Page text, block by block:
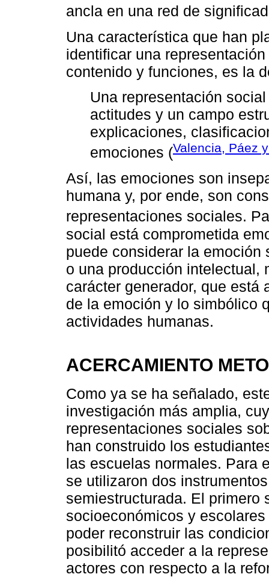
ancla en una red de
Una característica que han
identificar una
contenido y funciones, es la
Una representación
actitudes y un campo
explicaciones,
emociones (Valencia, Páez
Así, las emociones son
humana y, por ende, son
representaciones sociales.
social está comprometida
puede considerar la
o una producción intelectual,
carácter generador, que está
de la emoción y lo simbólico
actividades humanas.
ACERCAMIENTO
Como ya se ha señalado,
investigación más amplia,
representaciones sociales
han construido los
las escuelas normales. Para
se utilizaron dos
semiestructurada. El primero
socioeconómicos y
poder reconstruir las
posibilitó acceder a la
actores con respecto a la